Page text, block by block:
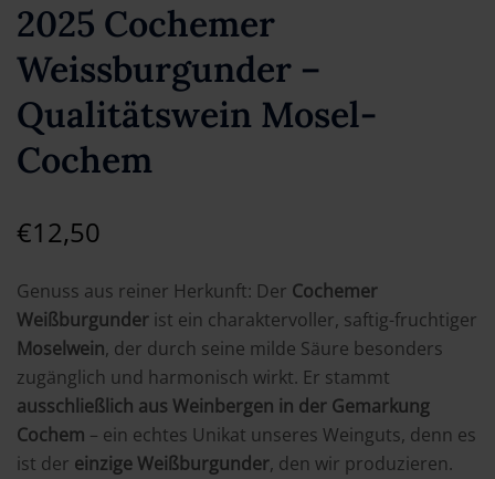
2025 Cochemer
Weissburgunder –
Qualitätswein Mosel-
Cochem
€12,50
Genuss aus reiner Herkunft: Der Cochemer
Weißburgunder ist ein charaktervoller, saftig-fruchtiger
Moselwein, der durch seine milde Säure besonders
zugänglich und harmonisch wirkt. Er stammt
ausschließlich aus Weinbergen in der Gemarkung
Cochem – ein echtes Unikat unseres Weinguts, denn es
ist der einzige Weißburgunder, den wir produzieren.